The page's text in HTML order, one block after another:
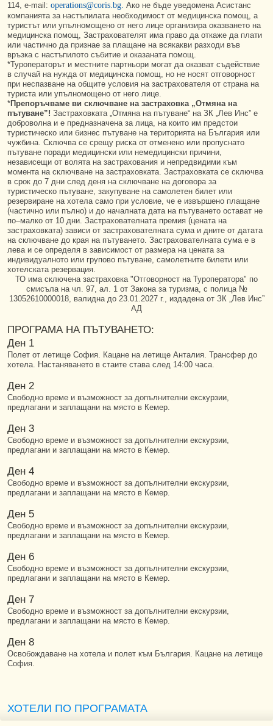
114, е-mail: operations@coris.bg. Ако не бъде уведомена Асистанс
компанията за настъпилата необходимост от медицинска помощ, а
туристът или упълномощено от него лице организира оказването на
медицинска помощ, Застрахователят има право да откаже да плати
или частично да признае за плащане на всякакви разходи във
връзка с настъпилото събитие и оказаната помощ.
*Туроператорът и местните партньори могат да оказват съдействие
в случай на нужда от медицинска помощ, но не носят отговорност
при неспазване на общите условия на застрахователя от страна на
туриста или упълномощено от него лице.
*Препоръчваме ви сключване на застраховка „Отмяна на
пътуване”! Застраховката „Отмяна на пътуване“ на ЗК „Лев Инс” е
доброволна и е предназначена за лица, на които им предстои
туристическо или бизнес пътуване на територията на България или
чужбина. Сключва се срещу риска от отменено или пропуснато
пътуване поради медицински или немедицински причини,
независещи от волята на застрахования и непредвидими към
момента на сключване на застраховката. Застраховката се сключва
в срок до 7 дни след деня на сключване на договора за
туристическо пътуване, закупуване на самолетен билет или
резервиране на хотела само при условие, че е извършено плащане
(частично или пълно) и до началната дата на пътуването остават не
по–малко от 10 дни. Застрахователната премия (цената на
застраховката) зависи от застрахователната сума и дните от датата
на сключване до края на пътуването. Застрахователната сума е в
лева и се определя в зависимост от размера на цената за
индивидуалното или групово пътуване, самолетните билети или
хотелската резервация.
ТО има сключена застраховка "Отговорност на Туроператора" по
смисъла на чл. 97, ал. 1 от Закона за туризма, с полица №
13052610000018, валидна до 23.01.2027 г., издадена от ЗК „Лев Инс”
АД
ПРОГРАМА НА ПЪТУВАНЕТО:
Ден 1
Полет от летище София. Кацане на летище Анталия. Трансфер до
хотела. Настаняването в стаите става след 14:00 часа.
Ден 2
Свободно време и възможност за допълнителни екскурзии,
предлагани и заплащани на място в Кемер.
Ден 3
Свободно време и възможност за допълнителни екскурзии,
предлагани и заплащани на място в Кемер.
Ден 4
Свободно време и възможност за допълнителни екскурзии,
предлагани и заплащани на място в Кемер.
Ден 5
Свободно време и възможност за допълнителни екскурзии,
предлагани и заплащани на място в Кемер.
Ден 6
Свободно време и възможност за допълнителни екскурзии,
предлагани и заплащани на място в Кемер.
Ден 7
Свободно време и възможност за допълнителни екскурзии,
предлагани и заплащани на място в Кемер.
Ден 8
Освобождаване на хотела и полет към България. Кацане на летище
София.
ХОТЕЛИ ПО ПРОГРАМАТА